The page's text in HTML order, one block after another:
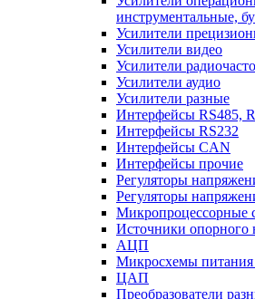
инструментальные,
Усилители
Усилители видео
Усилители
Усилители аудио
Усилители разные
Интерфейсы RS485,
Интерфейсы RS232
Интерфейсы CAN
Интерфейсы прочие
Регуляторы
Регуляторы
Микропроцессорные
Источники
АЦП
Микросхемы питания
ЦАП
Преобразователи